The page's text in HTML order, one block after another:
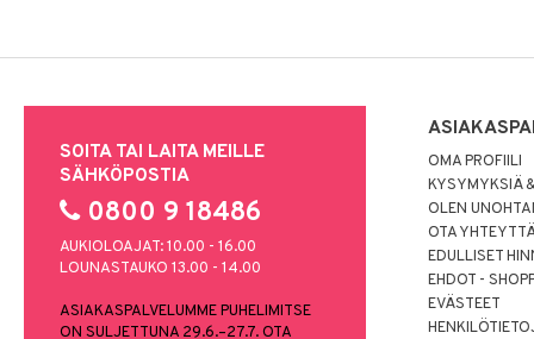
SOITA TAI LAITA MEILLE
SÄHKÖPOSTIA
0800 9 18486
AUKIOLOAJAT: 10.00 - 16.00
LOUNASTAUKO 13.00 - 14.00
ASIAKASPALVELUMME PUHELIMITSE
ON SULJETTUNA 29.6.–27.7. OTA
OMA PROFIILI
KYSYMYKSIÄ
OLEN
OTA
EDULLISET
EHDOT -
EVÄSTEET